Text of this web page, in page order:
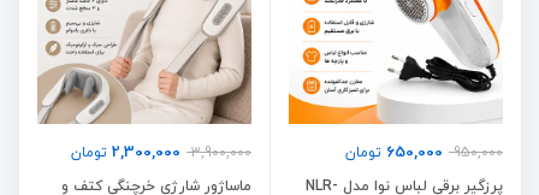
950,000
650,000 تومان
پرزگیر برقی لباس نوا مدل NLR-
3,900,000
2,300,000 تومان
ماساژور شارژی خرچنگی کتف و